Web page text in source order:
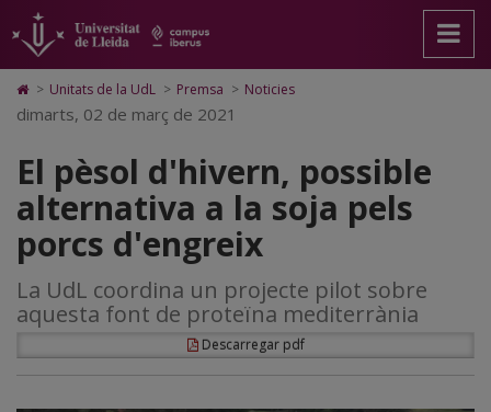
pèsol
d'hivern,
possible
alternativa
la
soja
pels
porcs
d'engreix
pàgina
principal.
Universitat
Lleida
contingut
principal
Mapa
Web.
Universitat
Cerca
Accessibilitat.
Universitat
Lleida
Icono
de
Home
ir
a
la
página
de
inicio
> Unitats de la UdL > Premsa > Noticies
dimarts, 02 de març de 2021
El pèsol d'hivern, possible
alternativa a la soja pels
porcs d'engreix
La UdL coordina un projecte pilot sobre
aquesta font de proteïna mediterrània
Descarregar pdf